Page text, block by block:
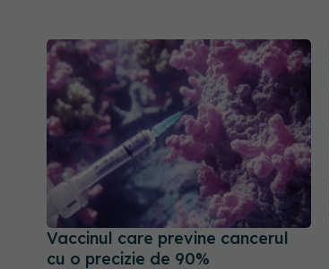
Vaccinul care previne cancerul
cu o precizie de 90%